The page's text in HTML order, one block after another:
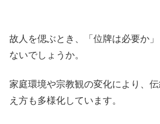
故人を偲ぶとき、「位牌は必要か
ないでしょうか。
家庭環境や宗教観の変化により、
え方も多様化しています。